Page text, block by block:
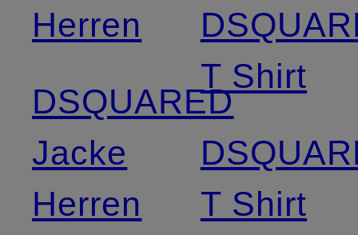
Herren
DSQUARED
Jacke
Herren
T Shirt
T Shirt